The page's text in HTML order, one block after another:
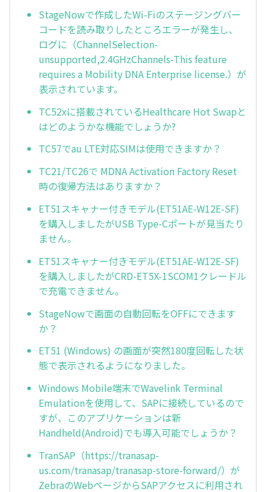
StageNowで作成したWi-Fiのステージングバー
コードを読み取りしたところエラーが発生し、
ログに（ChannelSelection-
unsupported,2.4GHzChannels-This feature
requires a Mobility DNA Enterprise license.）が
表示されています。
TC52xに搭載されているHealthcare Hot Swapと
はどのようかな機能でしょうか?
TC57でau LTE対応SIMは使用できますか？
TC21/TC26で MDNA Activation Factory Reset
時の復帰方法はありますか？
ET51スキャナー付きモデル(ET51AE-W12E-SF)
を購入しましたがUSB Type-Cポートが見当たり
ません。
ET51スキャナー付きモデル(ET51AE-W12E-SF)
を購入しましたがCRD-ET5X-1SCOM1クレードル
で充電できません。
StageNowで画面の自動回転をOFFにできます
か？
ET51 (Windows) の画面が突然180度回転した状
態で表示されるようになりました。
Windows Mobile端末でWavelink Terminal
Emulationを使用して、SAPに接続しているので
すが、このアプリケーションは新
Handheld(Android)でも導入可能でしょうか？
TranSAP（https://tranasap-
us.com/tranasap/tranasap-store-forward/）が
ZebraのWebページからSAPアクセスに利用され